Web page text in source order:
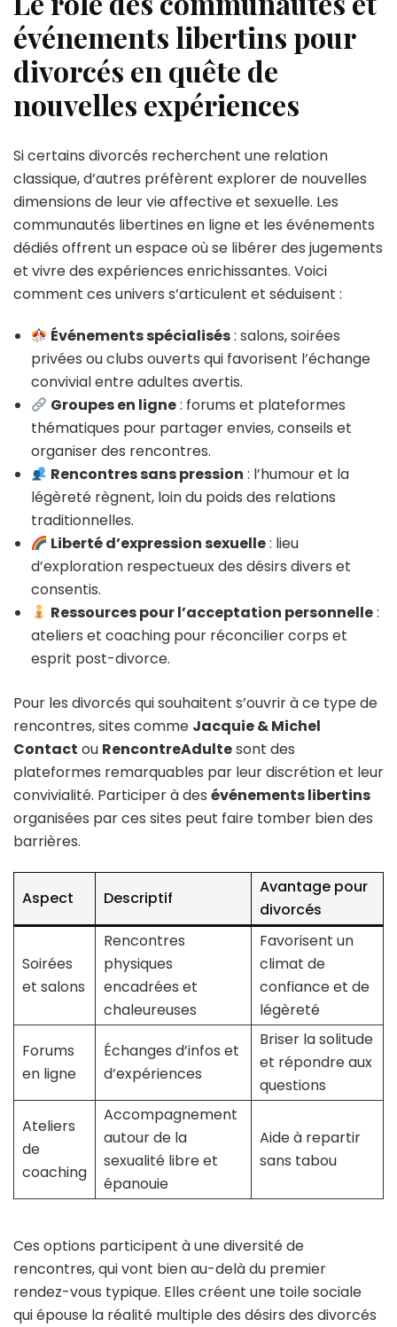
événements libertins pour
divorcés en quête de
nouvelles expériences
Si certains divorcés recherchent une relation
classique, d’autres préfèrent explorer de nouvelles
dimensions de leur vie affective et sexuelle. Les
communautés libertines en ligne et les événements
dédiés offrent un espace où se libérer des jugements
et vivre des expériences enrichissantes. Voici
comment ces univers s’articulent et séduisent :
Événements spécialisés: salons, soirées
privées ou clubs ouverts qui favorisent l’échange
convivial entre adultes avertis.
Groupes en ligne: forums et plateformes
thématiques pour partager envies, conseils et
organiser des rencontres.
Rencontres sans pression : l’humour et la
légèreté règnent, loin du poids des relations
traditionnelles.
Liberté d’expression sexuelle: lieu
d’exploration respectueux des désirs divers et
consentis.
Ressources pour l’acceptation personnelle:
ateliers et coaching pour réconcilier corps et
esprit post-divorce.
Pour les divorcés qui souhaitent s’ouvrir à ce type de
rencontres, sites comme Jacquie & Michel
Contact ou RencontreAdultesont des
plateformes remarquables par leur discrétion et leur
convivialité. Participer à des événements libertins
organisées par ces sites peut faire tomber bien des
barrières.
Aspect Descriptif
Avantage pour
divorcés
Soirées
et salons
Rencontres
physiques
encadrées et
chaleureuses
Favorisent un
climat de
confiance et de
légèreté
Forums
en ligne
Échanges d’infos et
d’expériences
Briser la solitude
et répondre aux
questions
Ateliers
de
coaching
Accompagnement
autour de la
sexualité libre et
épanouie
Aide à repartir
sans tabou
Ces options participent à une diversité de
rencontres, qui vont bien au-delà du premier
rendez-vous typique. Elles créent une toile sociale
qui épouse la réalité multiple des désirs des divorcés